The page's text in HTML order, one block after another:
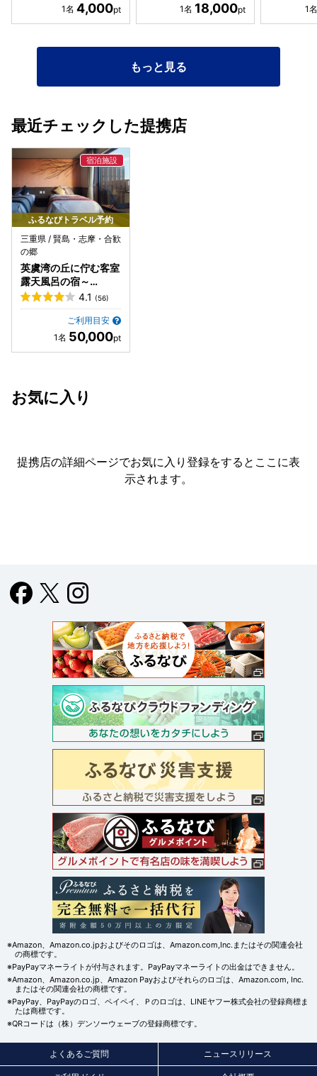
4,000 18,000
もっと見る
最近チェックした提携店
ふるなびトラベル予約
三重県 / 賢島・志摩・合歓
の郷
英虞湾の丘に佇む客室
露天風呂の宿～
VillaRyusei 4.1 (56)
ご利用目安
50,000
お気に入り
提携店の詳細ページでお気に入り登録をすると ここに表
示されます。
※Amazon、Amazon.co.jpおよびそのロゴは、Amazon.com,Inc.またはその関連会社
の商標です。
※PayPayマネーライトが付与されます。PayPayマネーライトの出金はできません。
※Amazon、Amazon.co.jp、Amazon Payおよびそれらのロゴは、Amazon.com, Inc.
またはその関連会社の商標です。
※PayPay、PayPayのロゴ、ペイペイ、Ｐのロゴは、LINEヤフー株式会社の登録商標ま
たは商標です。
※QRコードは（株）デンソーウェーブの登録商標です。
よくあるご質問 ニュースリリース